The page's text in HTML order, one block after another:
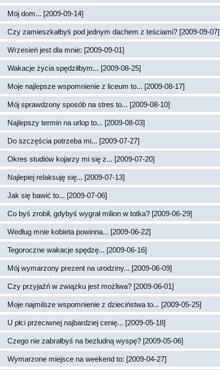
Mój dom... [2009-09-14]
Czy zamieszkałbyś pod jednym dachem z teściami? [2009-09-07]
Wrzesień jest dla mnie: [2009-09-01]
Wakacje życia spędziłbym... [2009-08-25]
Moje najlepsze wspomnienie z liceum to... [2009-08-17]
Mój sprawdzony sposób na stres to... [2009-08-10]
Najlepszy termin na urlop to... [2009-08-03]
Do szczęścia potrzeba mi... [2009-07-27]
Okres studiów kojarzy mi się z... [2009-07-20]
Najlepiej relaksuję się... [2009-07-13]
Jak się bawić to... [2009-07-06]
Co byś zrobił, gdybyś wygrał milion w totka? [2009-06-29]
Według mnie kobieta powinna... [2009-06-22]
Tegoroczne wakacje spędzę... [2009-06-16]
Mój wymarzony prezent na urodziny... [2009-06-09]
Czy przyjaźń w związku jest możliwa? [2009-06-01]
Moje najmilsze wspomnienie z dzieciństwa to... [2009-05-25]
U płci przeciwnej najbardziej cenię... [2009-05-18]
Czego nie zabrałbyś na bezludną wyspę? [2009-05-06]
Wymarzone miejsce na weekend to: [2009-04-27]